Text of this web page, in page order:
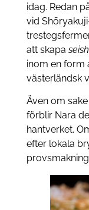
idag. Redan
vid
att skapa
inom en form
västerländsk
Även om
förblir Nara
hantverket.
efter lokala